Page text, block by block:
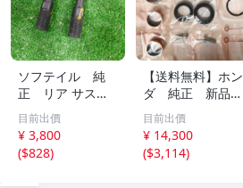
ソフテイル 純
正 リア サスペ
ンション ボル
ト ハーレー リ
ヤ ロワ サス ショ
ック リング ヘリ
目前出價
¥ 3,800
($828)
【送料無料】ホン
ダ 純正 新品 C
BX400F CBX550F
フロントフォー
ク オーバーホー
ルキット フォー
目前出價
¥ 14,300
($3,114)